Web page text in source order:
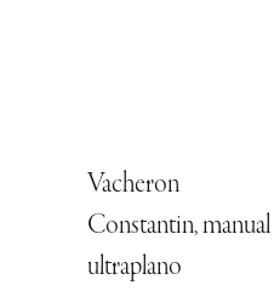
Vacheron
Constantin, manual
ultraplano